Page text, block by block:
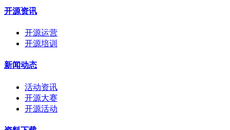
开源资讯
开源运营
开源培训
新闻动态
活动资讯
开源大赛
开源活动